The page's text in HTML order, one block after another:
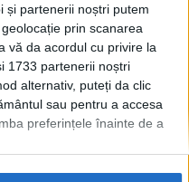
și partenerii noștri putem
prin scanarea
vă da acordul cu privire la
1733 partenerii noștri
alternativ, puteți da clic
sau pentru a accesa
preferințele înainte de a